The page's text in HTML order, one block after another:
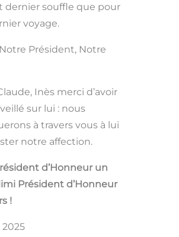
dernier souffle que pour
voyage.
Président, Notre
Inès merci d’avoir
sur lui : nous
à travers vous à lui
notre affection.
d’Honneur un
Président d’Honneur
!